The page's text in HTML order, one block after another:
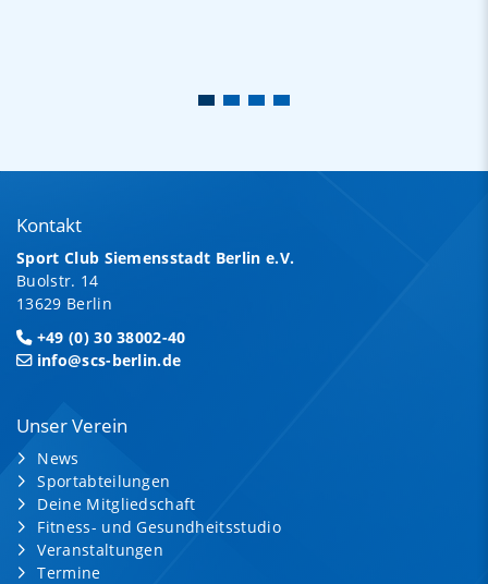
Kontakt
Sport Club Siemensstadt Berlin e.V.
Buolstr. 14
13629 Berlin
+49 (0) 30 38002-40
info@scs-berlin.de
Unser Verein
News
Sportabteilungen
Deine Mitgliedschaft
Fitness- und Gesundheitsstudio
Veranstaltungen
Termine